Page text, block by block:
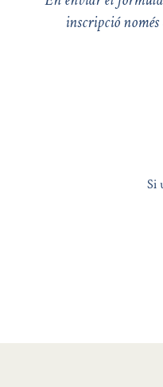
inscripció
Si